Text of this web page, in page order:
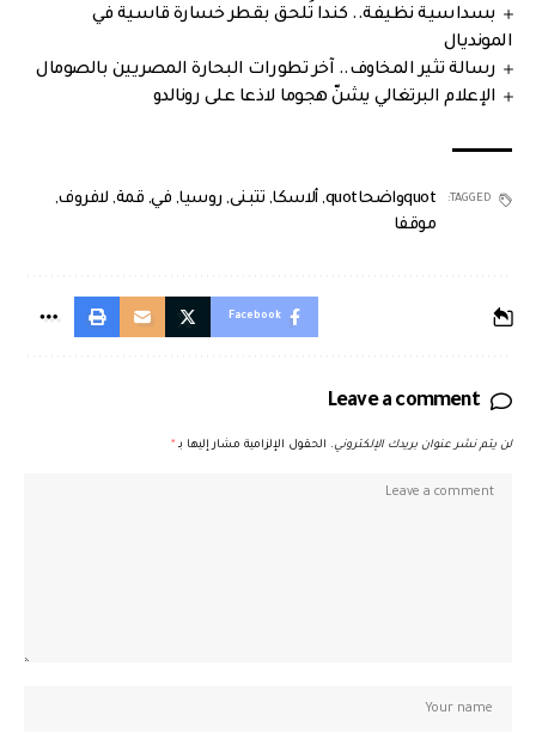
بسداسية نظيفة.. كندا تُلحق بقطر خسارة قاسية في
المونديال
رسالة تثير المخاوف.. آخر تطورات البحارة المصريين بالصومال
الإعلام البرتغالي يشنّ هجوما لاذعا على رونالدو
TAGGED: quotواضحاquot , ألاسكا, تتبنى, روسيا, في, قمة, لافروف,
موقفا
Facebook
Leave a comment
لن يتم نشر عنوان بريدك الإلكتروني. الحقول الإلزامية مشار إليها بـ *